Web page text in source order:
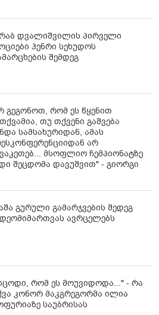
დვალიშვილის პირველი
ჰენრი სეხუდოს
შემდეგ
გეგონოთ, რომ ეს წყენით
თუ თქვენი გაშვება
სამსახურიდან, ამას
არ
მსოფლიო ჩემპიონატზე
შეცდომა დავუშვით" - გიორგი
გურული გამარჯვების შედეგ
ავრცელებს
რომ ეს მოუვიდოდა..." - რა
კონორ მაკგრეგორმა ილია
საუბრისას